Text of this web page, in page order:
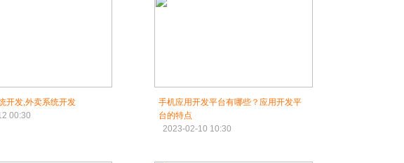
开发,外卖系统开发
00:30
手机应用开发平台有哪些？应用开发平
台的特点
2023-02-10 10:30